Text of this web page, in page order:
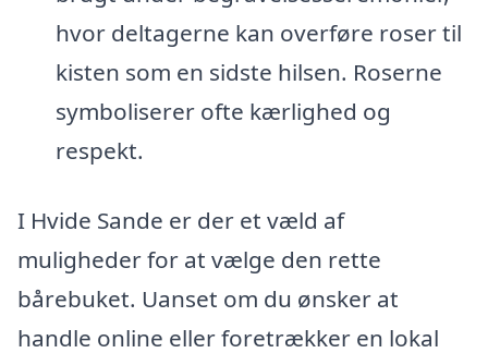
hvor deltagerne kan overføre roser til
kisten som en sidste hilsen. Roserne
symboliserer ofte kærlighed og
respekt.
I Hvide Sande er der et væld af
muligheder for at vælge den rette
bårebuket. Uanset om du ønsker at
handle online eller foretrækker en lokal